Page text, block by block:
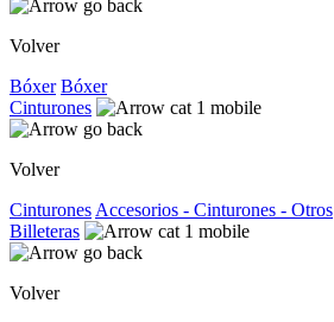
Volver
Bóxer Bóxer
Cinturones
Volver
Cinturones Accesorios - Cinturones - Otros
Billeteras
Volver